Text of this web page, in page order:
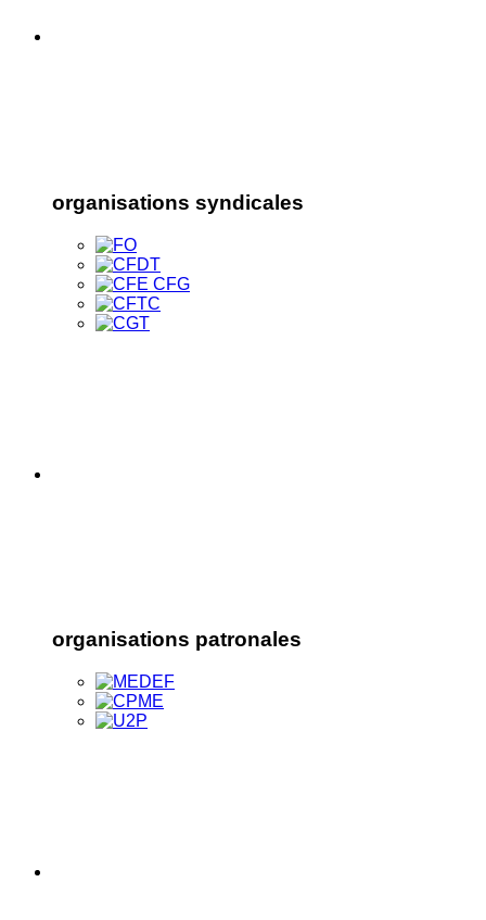
organisations syndicales
organisations patronales